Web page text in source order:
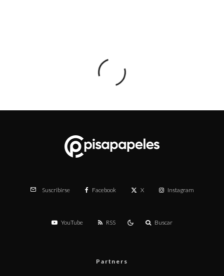
Suscribirse Facebook X Instagram
YouTube RSS Buscar
Partners